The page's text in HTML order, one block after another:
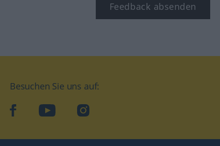
Feedback absenden
Besuchen Sie uns auf:
facebookYouTube Instagram